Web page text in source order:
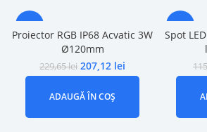
Proiector RGB IP68 Acvatic 3W
Ø120mm
229,65lei 207,12 lei
ADAUGĂ ÎN COȘ
Spot